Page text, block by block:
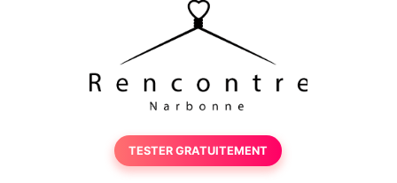
TESTER GRATUITEMENT